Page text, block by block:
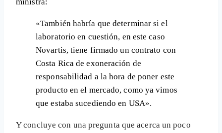
ministra:
«También habría que determinar si el
laboratorio en cuestión, en este caso
Novartis,tiene firmado un contrato con
Costa Rica de exoneración de
responsabilidad a la hora de poner este
producto en el mercado, como ya vimos
que estaba sucediendo en USA».
Y concluye con una pregunta que acerca un poco